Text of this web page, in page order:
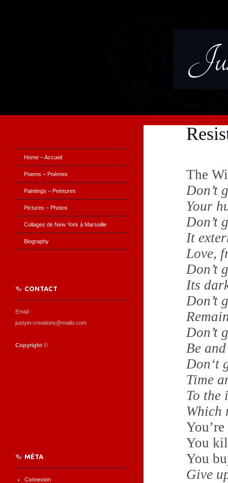
The
Don’t
Your
Don’t
It
Love,
Don’t
Its
Don’t
Don’t
Be
Don‘t
Time
To the
Which
You
You
Give
Home – Accueil
Poems – Poèmes
Paintings – Peintures
Pictures – Photos
Collages de New York à Marseille
Biography
CONTACT
Email :
justyin-creations@mailo.com
Copyright ©️
MÉTA
Connexion